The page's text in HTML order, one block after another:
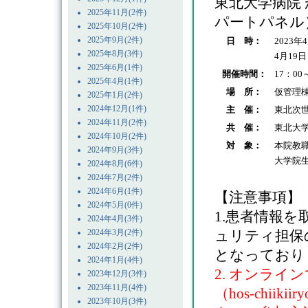
2025年11月(2件)
2025年10月(2件)
2025年9月(2件)
2025年8月(3件)
2025年6月(1件)
2025年4月(1件)
2025年1月(2件)
2024年12月(1件)
2024年11月(2件)
2024年10月(2件)
2024年9月(3件)
2024年8月(6件)
2024年7月(2件)
2024年6月(1件)
2024年5月(0件)
2024年4月(3件)
2024年3月(2件)
2024年2月(2件)
2024年1月(4件)
2023年12月(3件)
2023年11月(4件)
2023年10月(3件)
パートパネ
日 時：
2023年
4月19
開催時間：
17：00
場 所：
仮管理
主 催：
東北次
共 催：
東北大
対 象：
本院教
大学院
【注意事項】
1.患者情報を
ュリティ担
となってお
2. オンライ
（hos-